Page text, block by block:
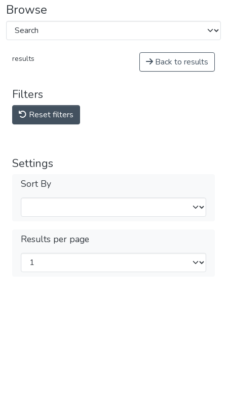
Browse
results Back to results
Filters
Reset filters
Settings
Sort By
Results per page